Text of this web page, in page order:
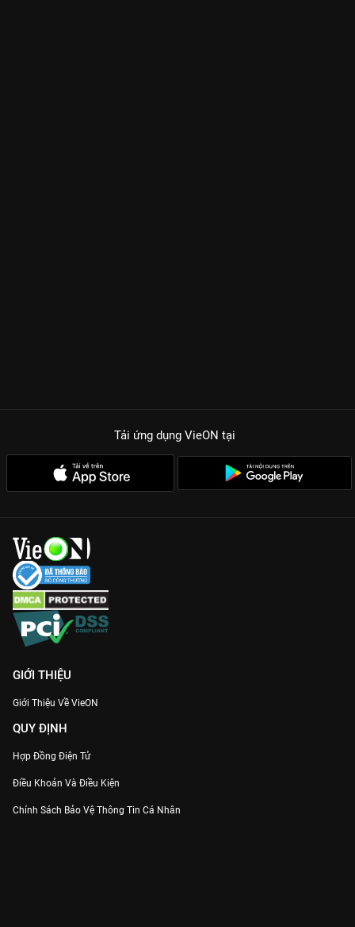
Tải ứng dụng VieON tại
GIỚI THIỆU
Giới Thiệu Về VieON
QUY ĐỊNH
Hợp Đồng Điện Tử
Điều Khoản Và Điều Kiện
Chính Sách Bảo Vệ Thông Tin Cá Nhân